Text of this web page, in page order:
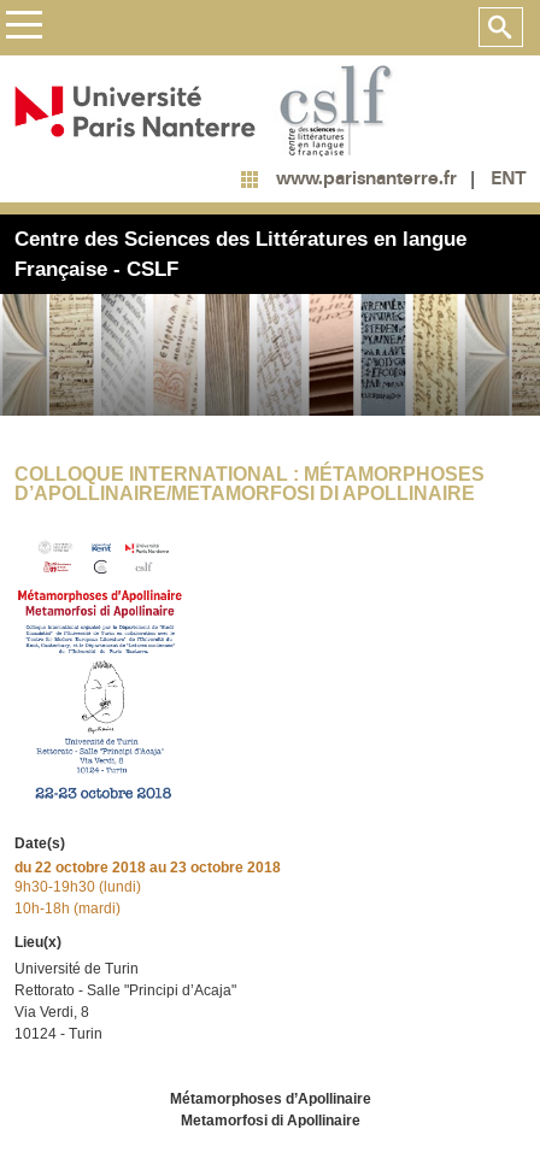
www.parisnanterre.fr ENT
Centre des Sciences des Littératures en langue
Française - CSLF
COLLOQUE INTERNATIONAL : MÉTAMORPHOSES
D’APOLLINAIRE/METAMORFOSI DI APOLLINAIRE
Date(s)
du 22 octobre 2018 au 23 octobre 2018
9h30-19h30 (lundi)
10h-18h (mardi)
Lieu(x)
Université de Turin
Rettorato - Salle "Principi d’Acaja"
Via Verdi, 8
10124 - Turin
Métamorphoses d’Apollinaire
Metamorfosi di Apollinaire